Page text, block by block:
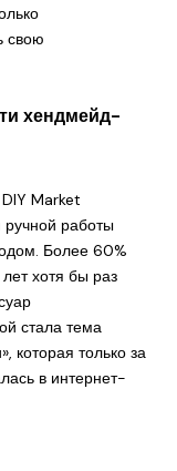
свою
хендмейд-
Market
работы
Более 60%
хотя бы раз
стала тема
которая только за
в интернет-